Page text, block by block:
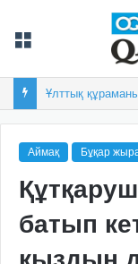
Ұлттық
Аймақ Бұқар
батып